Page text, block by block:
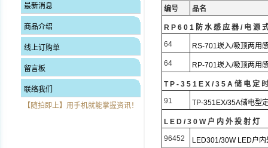
编号
品名
RP601防水感应器/电源
64
RS-701崁入/吸顶两用
64 RP-701崁入/吸顶两用
TP-351EX/35A储电定
91
TP-351EX/35A储电型
LED/30W户内外投射灯
96452
LED301/30W LED户
最新消息
商品介绍
线上订购单
留言板
联络我们
【随拍即上】用手机就能掌握资讯！